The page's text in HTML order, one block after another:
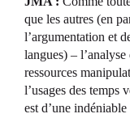
que les autres (en
l’argumentation et
langues) –
ressources
l’usages des temps
est d’une